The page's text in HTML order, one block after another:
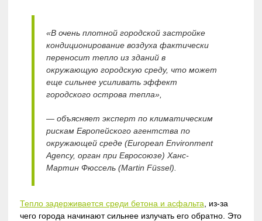
«В очень плотной городской застройке
кондиционирование воздуха фактически
переносит тепло из зданий в
окружающую городскую среду, что может
еще сильнее усиливать эффект
городского острова тепла»,
— объясняет эксперт по климатическим
рискам Европейского агентства по
окружающей среде (European Environment
Agency, орган при Евросоюзе) Ханс-
Мартин Фюссель (Martin Füssel).
Тепло задерживается среди бетона и асфальта , из-за
чего города начинают сильнее излучать его обратно. Это